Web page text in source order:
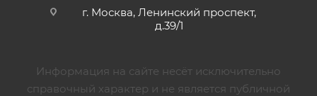
г. Москва, Ленинский проспект,
д.39/1
Информация на сайте несёт исключительно
справочный характер и не является публичной